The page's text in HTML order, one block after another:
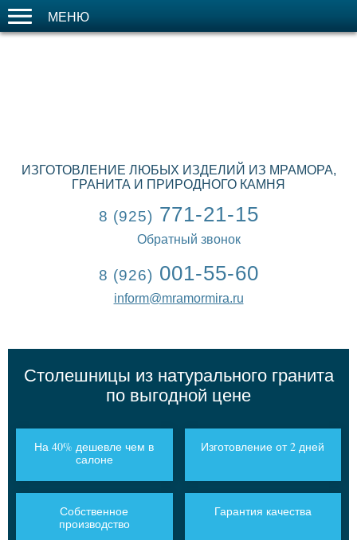
МЕНЮ
ИЗГОТОВЛЕНИЕ ЛЮБЫХ ИЗДЕЛИЙ ИЗ МРАМОРА,
ГРАНИТА И ПРИРОДНОГО КАМНЯ
8 (925) 771-21-15
Обратный звонок
8 (926) 001-55-60
inform@mramormira.ru
Столешницы из натурального гранита
по выгодной цене
На 40% дешевле чем в
салоне
Изготовление от 2 дней
Собственное
производство
Гарантия качества